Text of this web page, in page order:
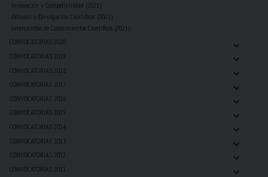
Innovación y Competitividad (2021)
Difusión y Divulgación Cientificas (2021)
Intercambio de Conocimientos Científicos (2021)
CONVOCATORIAS 2020
⌄
CONVOCATORIAS 2019 ⌄
CONVOCATORIAS 2018 ⌄
CONVOCATORIAS 2017 ⌄
CONVOCATORIAS 2016 ⌄
CONVOCATORIAS 2015 ⌄
CONVOCATORIAS 2014 ⌄
CONVOCATORIAS 2013 ⌄
CONVOCATORIAS 2012 ⌄
CONVOCATORIAS 2011 ⌄